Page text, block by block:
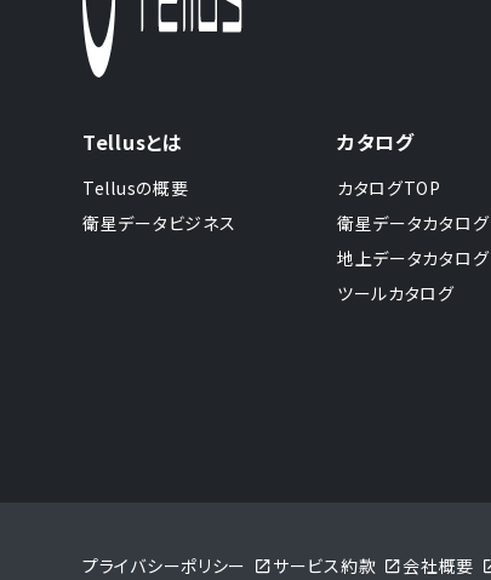
Tellusとは
Tellusの概要
衛星データビジネス
カタログ
カタログTOP
衛星データカタログ
地上データカタログ
ツールカタログ
プライバシーポリシー サービス約款 会社概要